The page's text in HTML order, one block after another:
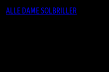
ALLE DAME SOLBRILLER